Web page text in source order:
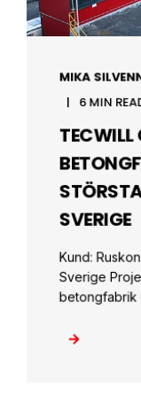
MIKA
6 MIN
TECWILL
SVERIGE
Kund:
Sverige
betongfabrik